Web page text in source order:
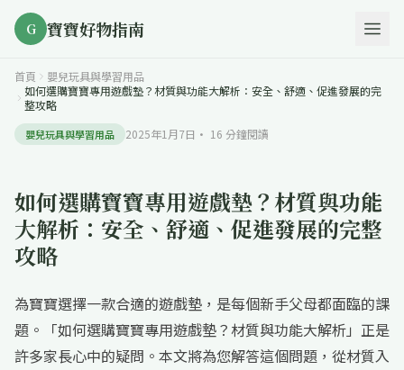
G 寶寶好物指南
首頁
嬰兒玩具與學習用品
如何選購寶寶專用遊戲墊？材質與功能大解析：安全、舒適、促進發展的完
整攻略
嬰兒玩具與學習用品 2025年1月7日 · 16 分鐘閱讀
如何選購寶寶專用遊戲墊？材質與功能
大解析：安全、舒適、促進發展的完整
攻略
為寶寶選擇一款合適的遊戲墊，是每個新手父母都面臨的課
題。「如何選購寶寶專用遊戲墊？材質與功能大解析」正是
許多家長心中的疑問。本文將為您解答這個問題，從材質入